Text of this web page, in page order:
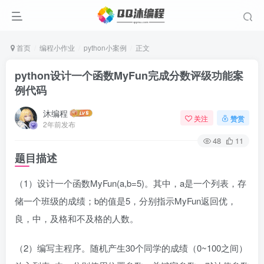
首页 编程小作业 python小案例 正文
python设计一个函数MyFun完成分数评级功能案
例代码
沐编程
2年前发布
关注 赞赏
48 11
题目描述
（1）设计一个函数MyFun(a,b=5)。其中，a是一个列表，存
储一个班级的成绩；b的值是5，分别指示MyFun返回优，
良，中，及格和不及格的人数。
（2）编写主程序。随机产生30个同学的成绩（0~100之间）